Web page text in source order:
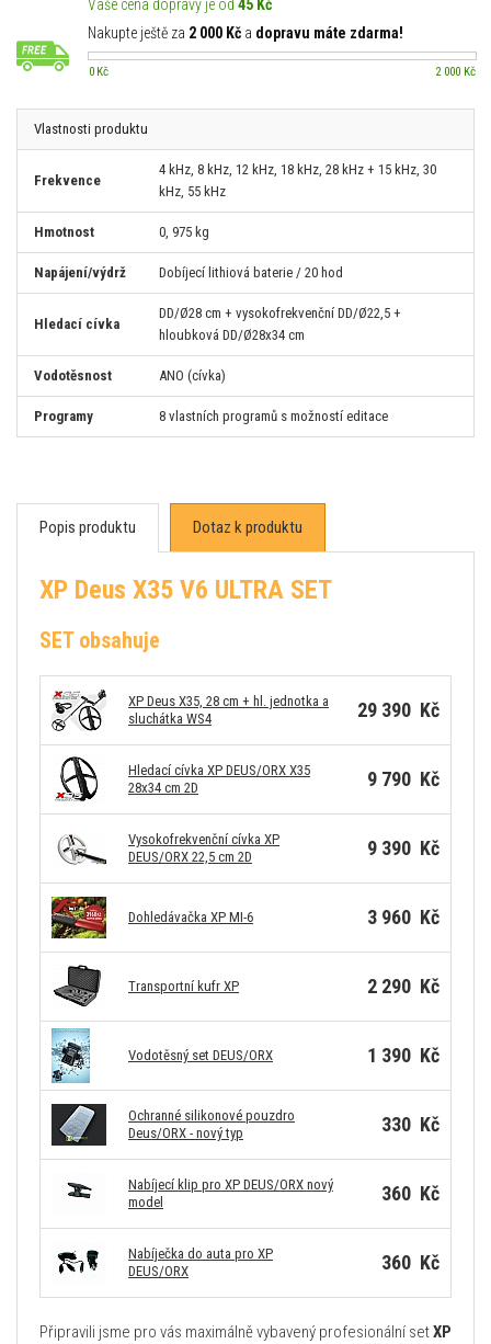
Vaše cena dopravy je od 45 Kč
Nakupte ještě za 2 000 Kč a dopravu máte zdarma!
0 Kč 2 000 Kč
Vlastnosti produktu
Frekvence
4 kHz, 8 kHz, 12 kHz, 18 kHz, 28 kHz + 15 kHz, 30
kHz, 55 kHz
Hmotnost 0, 975 kg
Napájení/výdrž Dobíjecí lithiová baterie / 20 hod
Hledací cívka
DD/Ø28 cm + vysokofrekvenční DD/Ø22,5 +
hloubková DD/Ø28x34 cm
Vodotěsnost ANO (cívka)
Programy 8 vlastních programů s možností editace
Popis produktu Dotaz k produktu
XP Deus X35 V6 ULTRA SET
SET obsahuje
XP Deus X35, 28 cm + hl. jednotka a
sluchátka WS4
29 390 Kč
Hledací cívka XP DEUS/ORX X35
28x34 cm 2D
9 790 Kč
Vysokofrekvenční cívka XP
DEUS/ORX 22,5 cm 2D
9 390 Kč
Dohledávačka XP MI-6 3 960 Kč
Transportní kufr XP 2 290 Kč
Vodotěsný set DEUS/ORX 1 390 Kč
Ochranné silikonové pouzdro
Deus/ORX - nový typ
330 Kč
Nabíjecí klip pro XP DEUS/ORX nový
model
360 Kč
Nabíječka do auta pro XP
DEUS/ORX
360 Kč
Připravili jsme pro vás maximálně vybavený profesionální setXP